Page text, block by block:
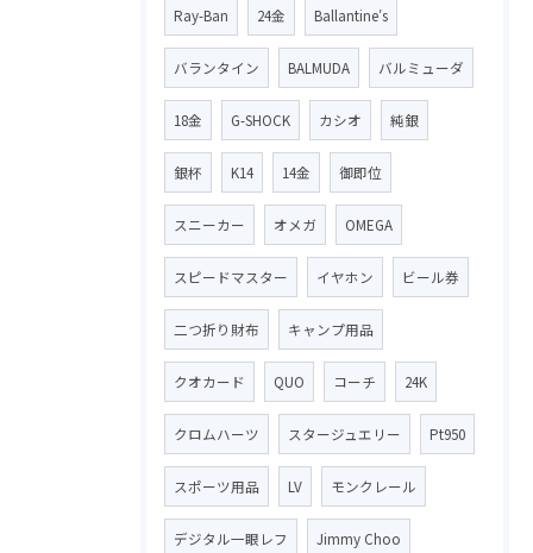
Ray-Ban 24金 Ballantine′s
バランタイン BALMUDA バルミューダ
18金 G-SHOCK カシオ 純銀
銀杯 K14 14金 御即位
スニーカー オメガ OMEGA
スピードマスター イヤホン ビール券
二つ折り財布 キャンプ用品
クオカード QUO コーチ 24K
クロムハーツ スタージュエリー Pt950
スポーツ用品 LV モンクレール
デジタル一眼レフ Jimmy Choo